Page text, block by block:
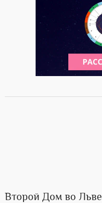
Второй Дом во Льве